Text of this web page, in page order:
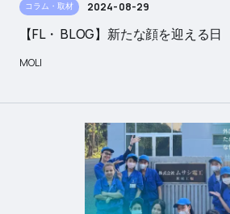
コラム・取材 2024-08-29
【FL・ BLOG】新たな顔を迎える日
MOLI